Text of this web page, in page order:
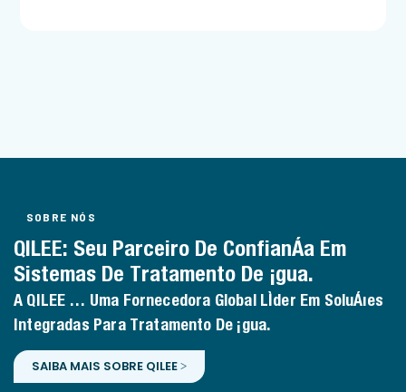
SOBRE NÓS
QILEE: Seu Parceiro De Confiança Em
Sistemas De Tratamento De Água.
A QILEE É Uma Fornecedora Global Líder Em Soluções
Integradas Para Tratamento De Água.
SAIBA MAIS SOBRE QILEE >